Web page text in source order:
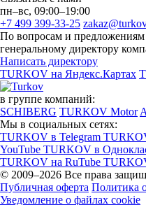
пн–вс, 09:00–19:00
+7 499 399-33-25
По вопросам и
генеральному директору
Написать директору
TURKOV на Яндекс.Картах
в группе компаний:
SCHIBERG TURKOV Motor
Мы в социальных сетях:
TURKOV в Telegram
YouTube TURKOV в
TURKOV на RuTube
© 2009–2026 Все права
Публичная оферта Политика
Уведомление о файлах cookie